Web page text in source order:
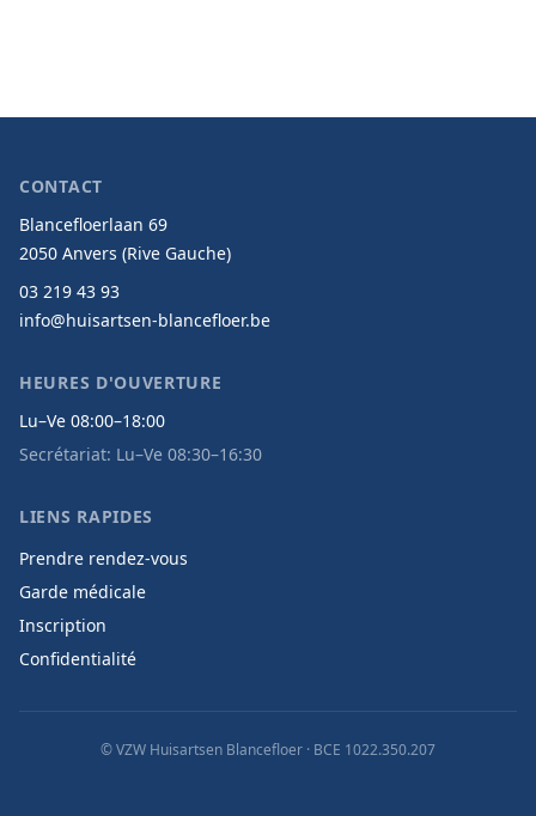
CONTACT
Blancefloerlaan 69
2050 Anvers (Rive Gauche)
03 219 43 93
info@huisartsen-blancefloer.be
HEURES D'OUVERTURE
Lu–Ve 08:00–18:00
Secrétariat: Lu–Ve 08:30–16:30
LIENS RAPIDES
Prendre rendez-vous
Garde médicale
Inscription
Confidentialité
© VZW Huisartsen Blancefloer · BCE 1022.350.207